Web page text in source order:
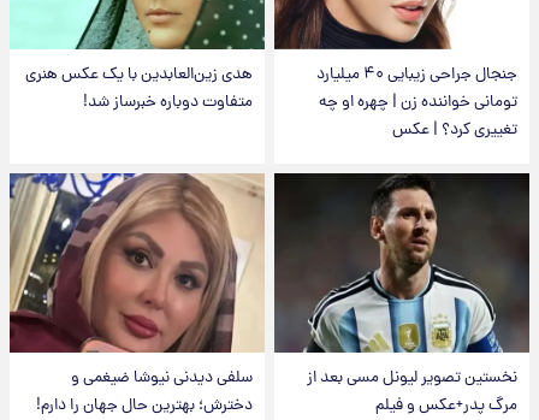
جنجال جراحی زیبایی ۴۰ میلیارد
تومانی خواننده زن | چهره او چه
تغییری کرد؟ | عکس
هدی زین‌العابدین با یک عکس هنری
متفاوت دوباره خبرساز شد!
نخستین تصویر لیونل مسی بعد از
مرگ پدر+عکس و فیلم
سلفی دیدنی نیوشا ضیغمی و
دخترش؛ بهترین حال جهان را دارم!